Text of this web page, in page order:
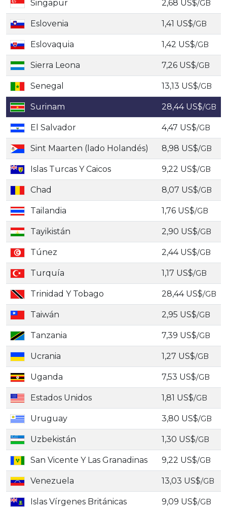
Singapur 2,68 US$/GB
Eslovenia 1,41 US$/GB
Eslovaquia 1,42 US$/GB
Sierra Leona 7,26 US$/GB
Senegal 13,13 US$/GB
Surinam 28,44 US$/GB
El Salvador 4,47 US$/GB
Sint Maarten (lado Holandés) 8,98 US$/GB
Islas Turcas Y Caicos 9,22 US$/GB
Chad 8,07 US$/GB
Tailandia 1,76 US$/GB
Tayikistán 2,90 US$/GB
Túnez 2,44 US$/GB
Turquía 1,17 US$/GB
Trinidad Y Tobago 28,44 US$/GB
Taiwán 2,95 US$/GB
Tanzania 7,39 US$/GB
Ucrania 1,27 US$/GB
Uganda 7,53 US$/GB
Estados Unidos 1,81 US$/GB
Uruguay 3,80 US$/GB
Uzbekistán 1,30 US$/GB
San Vicente Y Las Granadinas 9,22 US$/GB
Venezuela 13,03 US$/GB
Islas Vírgenes Británicas 9,09 US$/GB